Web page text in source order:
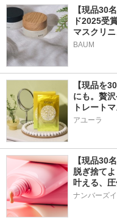
【現品30
ド2025受
マスクリ
BAUM
【現品を
にも。贅
トレートマ
アユーラ
【現品30
脱ぎ捨て
叶える、
ナンバーズ